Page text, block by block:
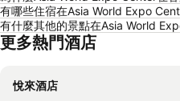
有哪些住宿在Asia World Expo
有什麼其他的景點在Asia World
更多熱門酒店
悅來酒店